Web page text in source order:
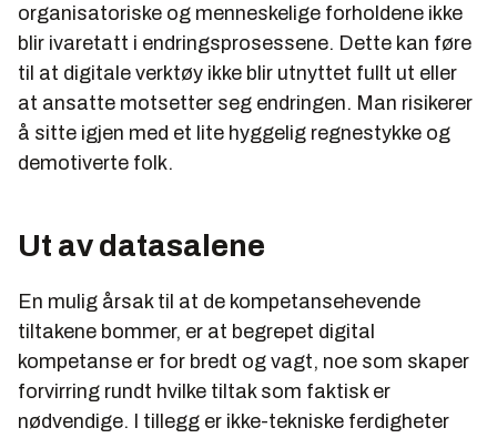
organisatoriske og menneskelige forholdene ikke
blir ivaretatt i endringsprosessene. Dette kan føre
til at digitale verktøy ikke blir utnyttet fullt ut eller
at ansatte motsetter seg endringen. Man risikerer
å sitte igjen med et lite hyggelig regnestykke og
demotiverte folk.
Ut av datasalene
En mulig årsak til at de kompetansehevende
tiltakene bommer, er at begrepet digital
kompetanse er for bredt og vagt, noe som skaper
forvirring rundt hvilke tiltak som faktisk er
nødvendige. I tillegg er ikke-tekniske ferdigheter